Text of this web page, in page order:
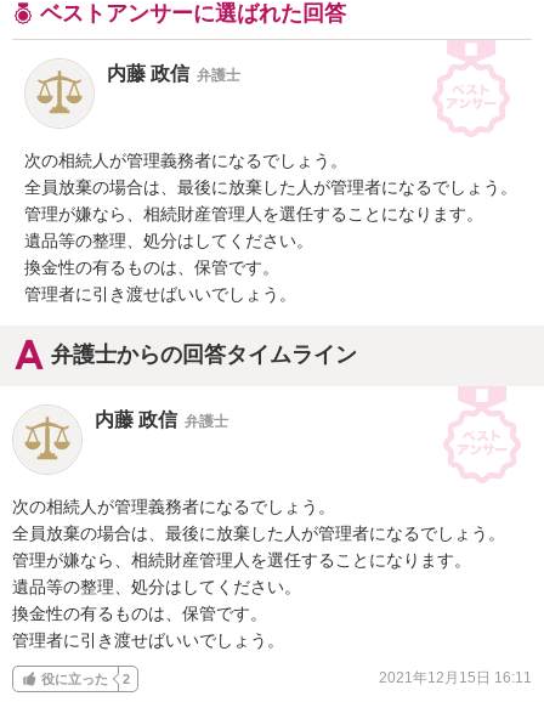
ベストアンサーに選ばれた回答
内藤 政信 弁護士
次の相続人が管理義務者になるでしょう。
全員放棄の場合は、最後に放棄した人が管理者になるでしょう。
管理が嫌なら、相続財産管理人を選任することになります。
遺品等の整理、処分はしてください。
換金性の有るものは、保管です。
管理者に引き渡せばいいでしょう。
弁護士からの回答タイムライン
内藤 政信 弁護士
次の相続人が管理義務者になるでしょう。
全員放棄の場合は、最後に放棄した人が管理者になるでしょう。
管理が嫌なら、相続財産管理人を選任することになります。
遺品等の整理、処分はしてください。
換金性の有るものは、保管です。
管理者に引き渡せばいいでしょう。
役に立った 2 2021年12月15日 16:11